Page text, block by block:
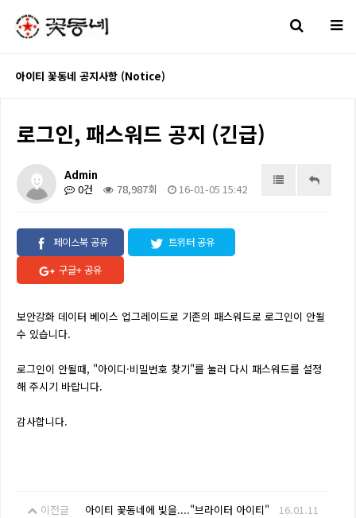
아이티 꽃동네 공지사항 (Notice)
로그인, 패스워드 공지 (긴급)
Admin
0건
78,987회 16-01-05 15:42
페이스북 공유
트위터 공유
구글+ 공유
보안강화 데이터 베이스 업그레이드로 기존의 패스워드로 로그인이 안될
수 있습니다.
로그인이 안될때, "아이디·비밀번호 찾기"를 눌러 다시 패스워드를 설정
해 주시기 바랍니다.
감사합니다.
이전글 아이티 꽃동네에 빛을...."브라이터 아이티" 16.01.11